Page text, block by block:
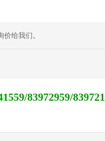
给我们。
83972959/